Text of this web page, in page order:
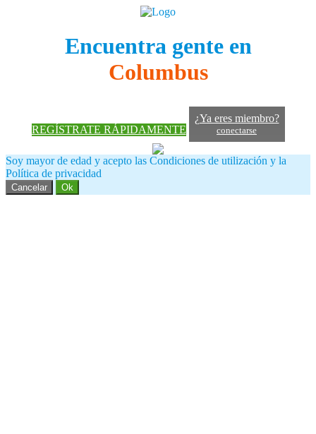
Encuentra gente en
Columbus
REGÍSTRATE RÁPIDAMENTE
¿Ya eres miembro?
conectarse
Soy mayor de edad y acepto las Condiciones de utilización y la
Política de privacidad
Cancelar Ok